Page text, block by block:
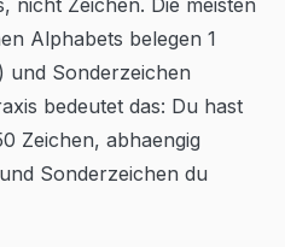
nicht Zeichen. Die meisten
Alphabets belegen 1
und Sonderzeichen
bedeutet das: Du hast
Zeichen, abhaengig
Sonderzeichen du